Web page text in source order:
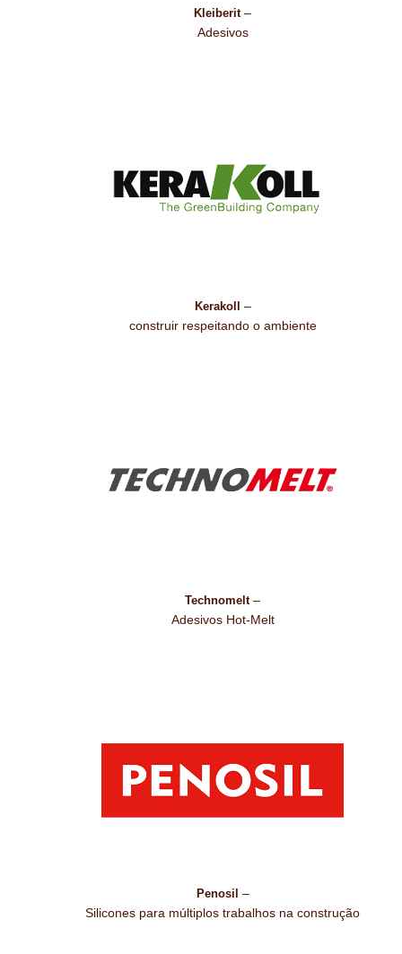
Kleiberit–
Adesivos
Kerakoll
–
construir respeitando o ambiente
Technomelt–
Adesivos Hot-Melt
Penosil –
Silicones para múltiplos trabalhos na construção